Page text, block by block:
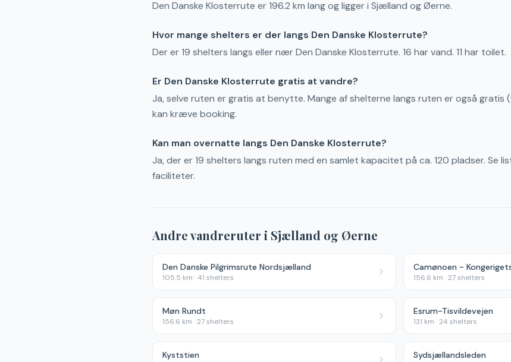
Den Danske Klosterrute er 196.2 km lang og ligger i Sjælland og Øerne.
Hvor mange shelters er der langs Den Danske Klosterrute?
Der er 19 shelters langs eller nær Den Danske Klosterrute. 16 har vand. 11 har toilet.
Er Den Danske Klosterrute gratis at vandre?
Ja, selve ruten er gratis at benytte. Mange af shelterne langs ruten er også
kan kræve booking.
Kan man overnatte langs Den Danske Klosterrute?
Ja, der er 19 shelters langs ruten med en samlet kapacitet på ca. 120 pladser. Se
faciliteter.
Andre vandreruter i Sjælland og Øerne
Den Danske Pilgrimsrute Nordsjælland
105.5 km ·41 shelters
Camønoen -
156.6 km ·27shelters
Møn Rundt
156.6 km ·27shelters
Esrum-Tisvildevejen
131 km ·24 shelters
Kyststien Sydsjællandsleden